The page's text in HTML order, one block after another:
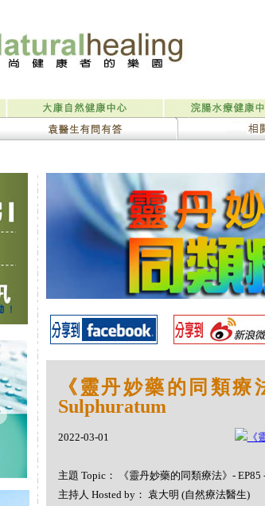
《靈丹妙藥的同類療
Sulphuratum
2022-03-01
主題 Topic： 《靈丹妙藥的同類療法》- EP85
主持人 Hosted by： 袁大明 (自然療法醫生)